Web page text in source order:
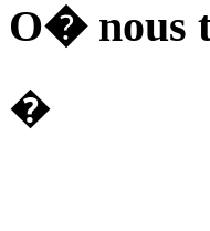
O� nous
�